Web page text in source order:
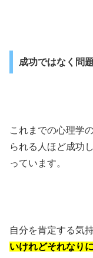
成功ではなく問
これまでの心理学
られる人ほど成功
っています。
自分を肯定する気
いけれどそれなり